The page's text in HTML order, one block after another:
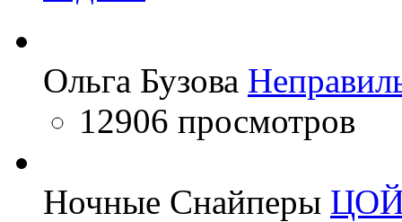
Ольга Бузова
12906 просмотров
Ночные Снайперы